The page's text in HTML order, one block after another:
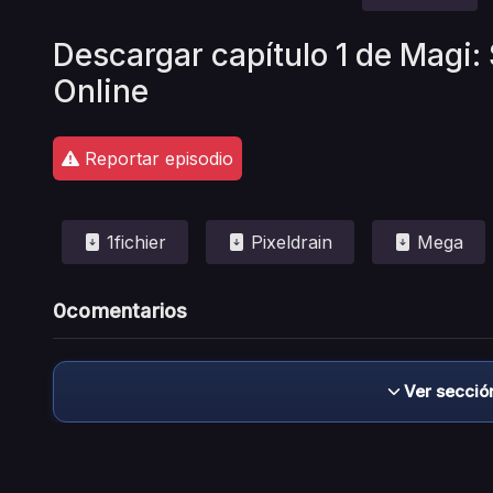
Descargar capítulo 1 de
Online
Reportar episodio
1fichier Pixeldrain Mega
0comentarios
Ver